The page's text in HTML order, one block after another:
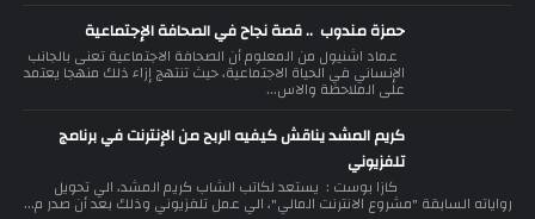
حمزة مندوب .. قصة نجاح في الصحافة الإجتماعية
عماد اشنيول من المعلوم أن الصحافة الاجتماعية تعنى بالجانب
الإنساني في الحياة الاجتماعية، حيث تنتهج إزاء ذلك منهجا يعتمد
على الملاحظة والاس...
كريم المشد يناقش كيفيه الربح من الإنترنت في برنامج
تلفزيوني
كازا بوست : يستعد لكاتب الشاب كريم المشد، الي تحويل
رواياته السابقة "مشروع الانترنت المالي"، الي عمل تلفزيوني وذلك بعد أن صدر م...